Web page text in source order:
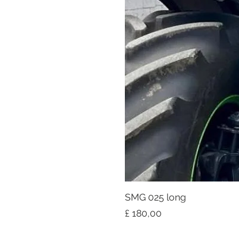
SMG 025 long
Prijs
£ 180,00